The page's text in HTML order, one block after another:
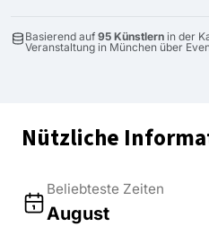
Basierend auf 95 Künstlern in der
Veranstaltung in München über
Nützliche
Beliebteste Zeiten
August